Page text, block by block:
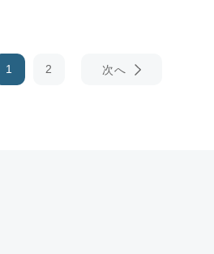
1 2 次へ